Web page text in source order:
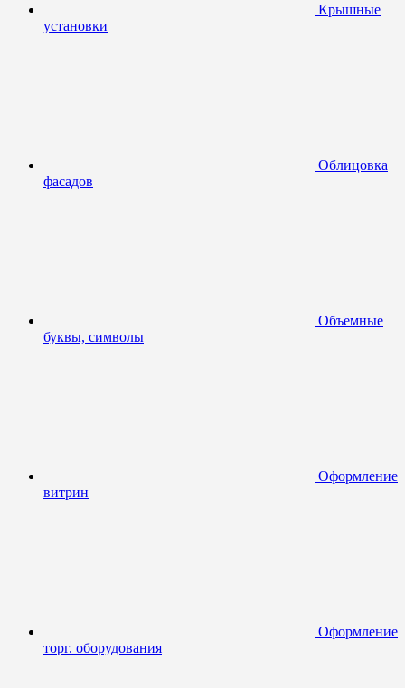
Крышные
установки
Облицовка
фасадов
Объемные
буквы, символы
Оформление
витрин
Оформление
торг. оборудования